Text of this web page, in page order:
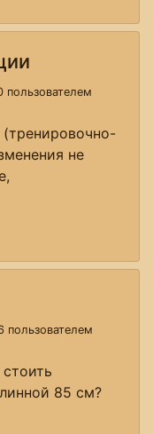
пользователем
не
пользователем
85 см?